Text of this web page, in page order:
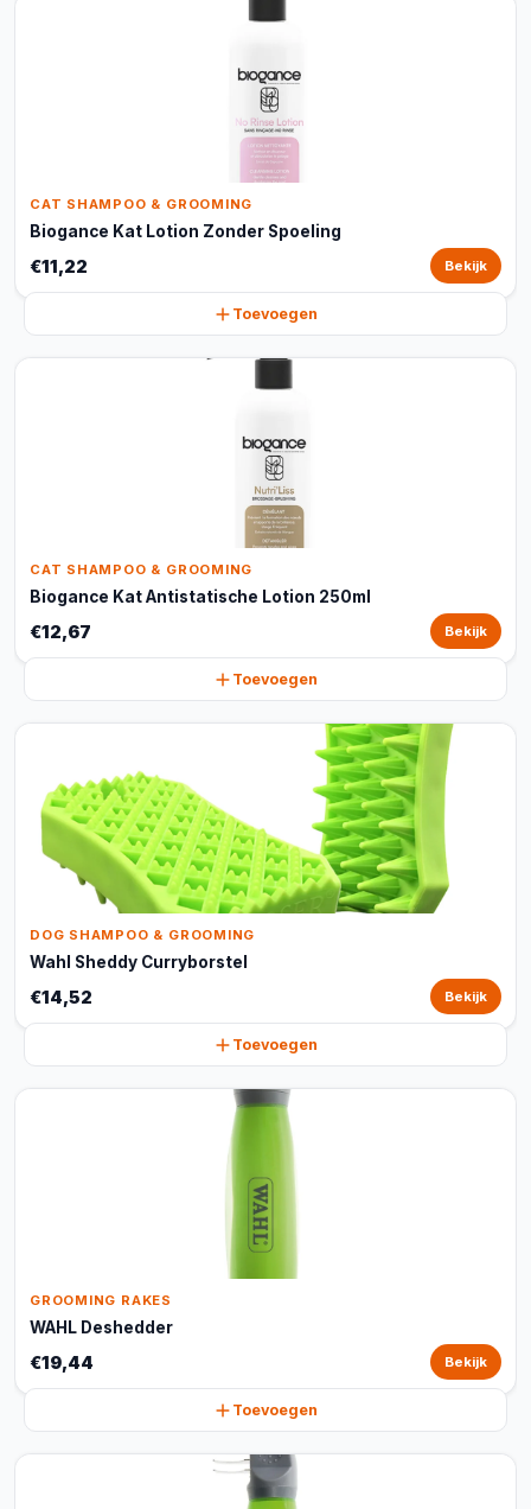
CAT SHAMPOO & GROOMING
Biogance Kat Lotion Zonder Spoeling
€11,22 Bekijk
Toevoegen
CAT SHAMPOO & GROOMING
Biogance Kat Antistatische Lotion 250ml
€12,67 Bekijk
Toevoegen
DOG SHAMPOO & GROOMING
Wahl Sheddy Curryborstel
€14,52 Bekijk
Toevoegen
GROOMING RAKES
WAHL Deshedder
€19,44 Bekijk
Toevoegen